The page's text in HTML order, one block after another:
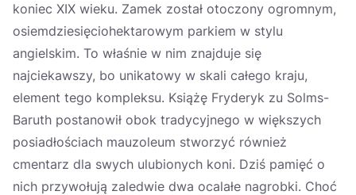
koniec XIX wieku. Zamek został otoczony ogromnym,
osiemdziesięciohektarowym parkiem w stylu
angielskim. To właśnie w nim znajduje się
najciekawszy, bo unikatowy w skali całego kraju,
element tego kompleksu. Książę Fryderyk zu Solms-
Baruth postanowił obok tradycyjnego w większych
posiadłościach mauzoleum stworzyć również
cmentarz dla swych ulubionych koni. Dziś pamięć o
nich przywołują zaledwie dwa ocalałe nagrobki. Choć